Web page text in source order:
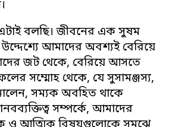
এটাই বলছি। জীবনের এক সুষম
আমাদের অবশ্যই বেরিয়ে
জট থেকে, বেরিয়ে আসতে
সম্মোহ থেকে, যে সুসামঞ্জস্য,
সম্যক অবহিত থাকে
সম্পর্কে, আমাদের